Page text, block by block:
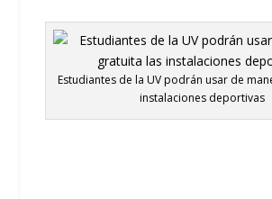
Estudiantes de la UV podrán usar de
instalaciones deportivas